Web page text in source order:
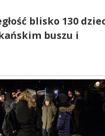
blisko 130
buszu i